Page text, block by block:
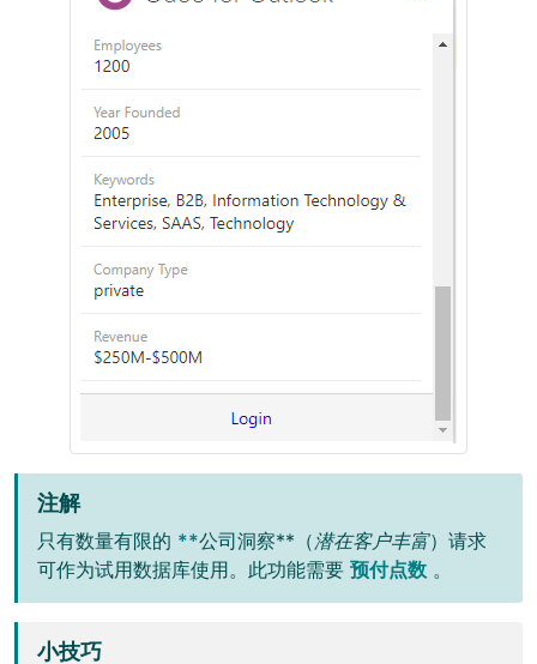
注解
只有数量有限的 **公司洞察**（ 潜在客户丰富）请求
可作为试用数据库使用。此功能需要 预付点数 。
小技巧